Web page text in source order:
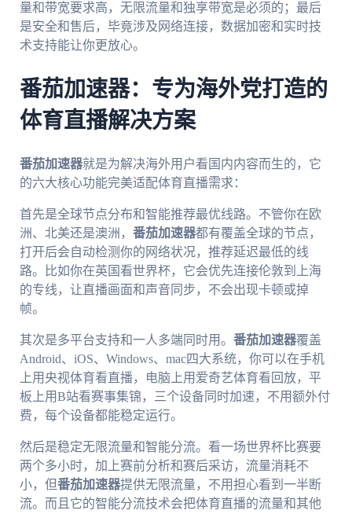
量和带宽要求高，无限流量和独享带宽是必须的；最后
是安全和售后，毕竟涉及网络连接，数据加密和实时技
术支持能让你更放心。
番茄加速器：专为海外党打造的
体育直播解决方案
番茄加速器就是为解决海外用户看国内内容而生的，它
的六大核心功能完美适配体育直播需求：
首先是全球节点分布和智能推荐最优线路。不管你在欧
洲、北美还是澳洲， 番茄加速器都有覆盖全球的节点，
打开后会自动检测你的网络状况，推荐延迟最低的线
路。比如你在英国看世界杯，它会优先连接伦敦到上海
的专线，让直播画面和声音同步，不会出现卡顿或掉
帧。
其次是多平台支持和一人多端同时用。 番茄加速器覆盖
Android、iOS、Windows、mac四大系统，你可以在手机
上用央视体育看直播，电脑上用爱奇艺体育看回放，平
板上用B站看赛事集锦，三个设备同时加速，不用额外付
费，每个设备都能稳定运行。
然后是稳定无限流量和智能分流。看一场世界杯比赛要
两个多小时，加上赛前分析和赛后采访，流量消耗不
小，但番茄加速器提供无限流量，不用担心看到一半断
流。而且它的智能分流技术会把体育直播的流量和其他